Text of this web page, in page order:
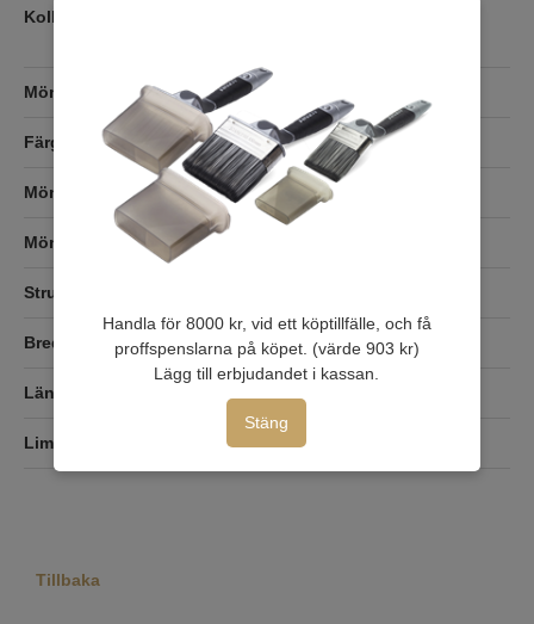
Kollektion
Mönster Fisk
Färg Blå
Mönsterfärg Vit
Mönsterpassning Förskjuten 64 cm
Struktur/yta
Bredd
Längd
Lim NonWoven
Tillbaka
Handla för 8000 kr, vid ett köptillfälle, och få
proffspenslarna på köpet. (värde 903 kr)
Lägg till erbjudandet i kassan.
Stäng